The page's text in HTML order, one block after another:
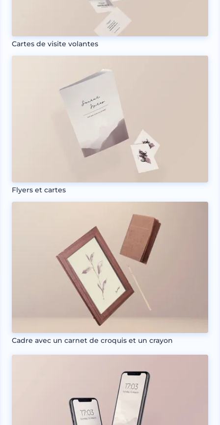
Cartes de visite volantes
Flyers et cartes
Cadre avec un carnet de croquis et un crayon